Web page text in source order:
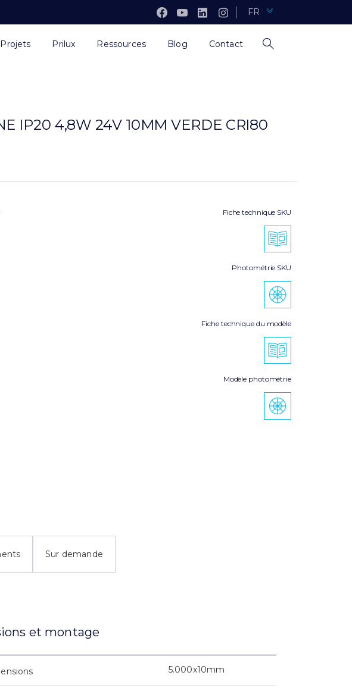
FR
Projets Prilux Ressources Blog Contact
IP20 4,8W 24V 10MM VERDE CRI80
Fiche technique SKU
Photométrie SKU
Fiche technique du modèle
Modèle photométrie
Sur demande
et montage
5.000x10mm